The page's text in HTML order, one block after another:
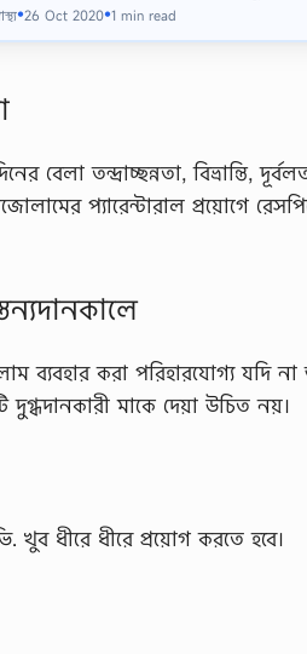
●26 Oct 2020●1 min read
বেলা তন্দ্রাচ্ছন্নতা, বিভ্রান্তি,
প্যারেন্টারাল প্রয়ােগে
ব্যবহার করা পরিহারযােগ্য যদি
মাকে দেয়া উচিত নয়।
ধীরে ধীরে প্রয়ােগ করতে হবে।